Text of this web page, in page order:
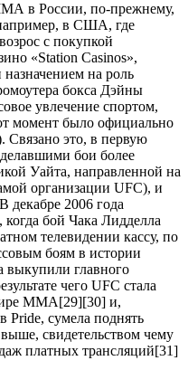
в России, по-прежнему,
в США, где
с покупкой
«Station Casinos»,
на роль
бокса Дэйны
увлечение спортом,
момент было официально
это, в первую
бои более
Уайта, направленной на
организации UFC), и
декабре 2006 года
когда бой Чака Лидделла
телевидении кассу, по
боям в истории
выкупили главного
чего UFC стала
ММА[29][30] и,
Pride, сумела поднять
свидетельством чему
платных трансляций[31]